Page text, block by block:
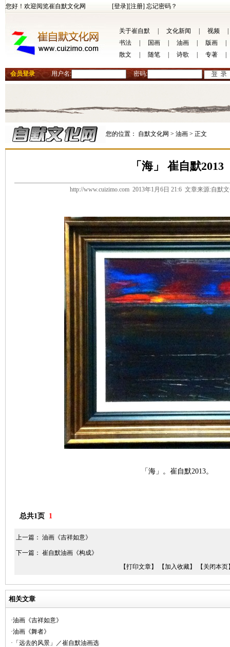
您好！欢迎阅览崔自默文化网 [登录][注册] 忘记密码？
关于崔自默 文化新闻 视频
书法
国画 油画 版画
散文
随笔 诗歌 专著
会员登录 用户名: 密码:
您的位置： 自默文化网 > 油画 > 正文
「海」 崔自默2013
http://www.cuizimo.com 2013年1月6日 21:6 文章来源:自默
「海」。崔自默2013。
总共1页 1
上一篇： 油画《吉祥如意》
下一篇： 崔自默油画《构成》
【打印文章】
【加入收藏】 【关闭本页
相关文章
·油画《吉祥如意》
·油画《舞者》
·「远去的风景」／崔自默油画选